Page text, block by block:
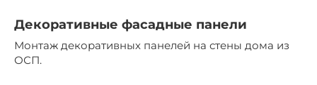
Декоративные фасадные панели
Монтаж декоративных панелей на стены дома из
ОСП.